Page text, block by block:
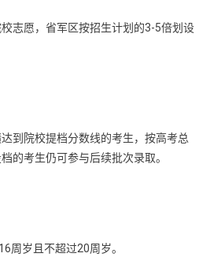
志愿，省军区按招生计划的3-5倍划设
到院校提档分数线的考生，按高考总
的考生仍可参与后续批次录取。‌‌
周岁且不超过20周岁。‌‌